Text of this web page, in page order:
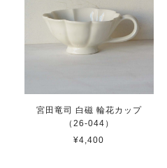
宮田竜司 白磁 輪花カップ
（26-044）
¥4,400